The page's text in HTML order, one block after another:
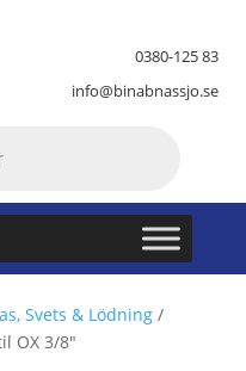
0380-125 83
info@binabnassjo.se
Svets & Lödning/
OX 3/8″